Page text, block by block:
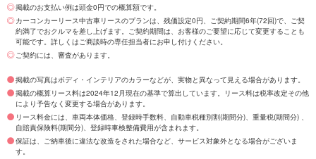
掲載のお支払い例は頭金0円での概算額です。
カーコンカーリース中古車リースのプランは、残価設定0円、ご契約期間6年(72回)で、ご契
約満了でおクルマを差し上げます。ご契約期間は、お客様のご要望に応じて変更することも
可能です。詳しくはご商談時の専任担当者にお申し付けください。
ご契約には、審査があります。
掲載の写真はボディ・インテリアのカラーなどが、実物と異なって見える場合があります。
掲載の概算リース料は2024年12月現在の基準で算出しています。リース料は税率改定その他
により予告なく変更する場合があります。
リース料金には、車両本体価格、登録時手数料、自動車税種別割(期間分)、重量税(期間分) 、
自賠責保険料(期間分)、登録時車検整備費用が含まれます。
保証は、ご納車後に違法な改造をされた場合など、サービス対象外となる場合がございま
す。